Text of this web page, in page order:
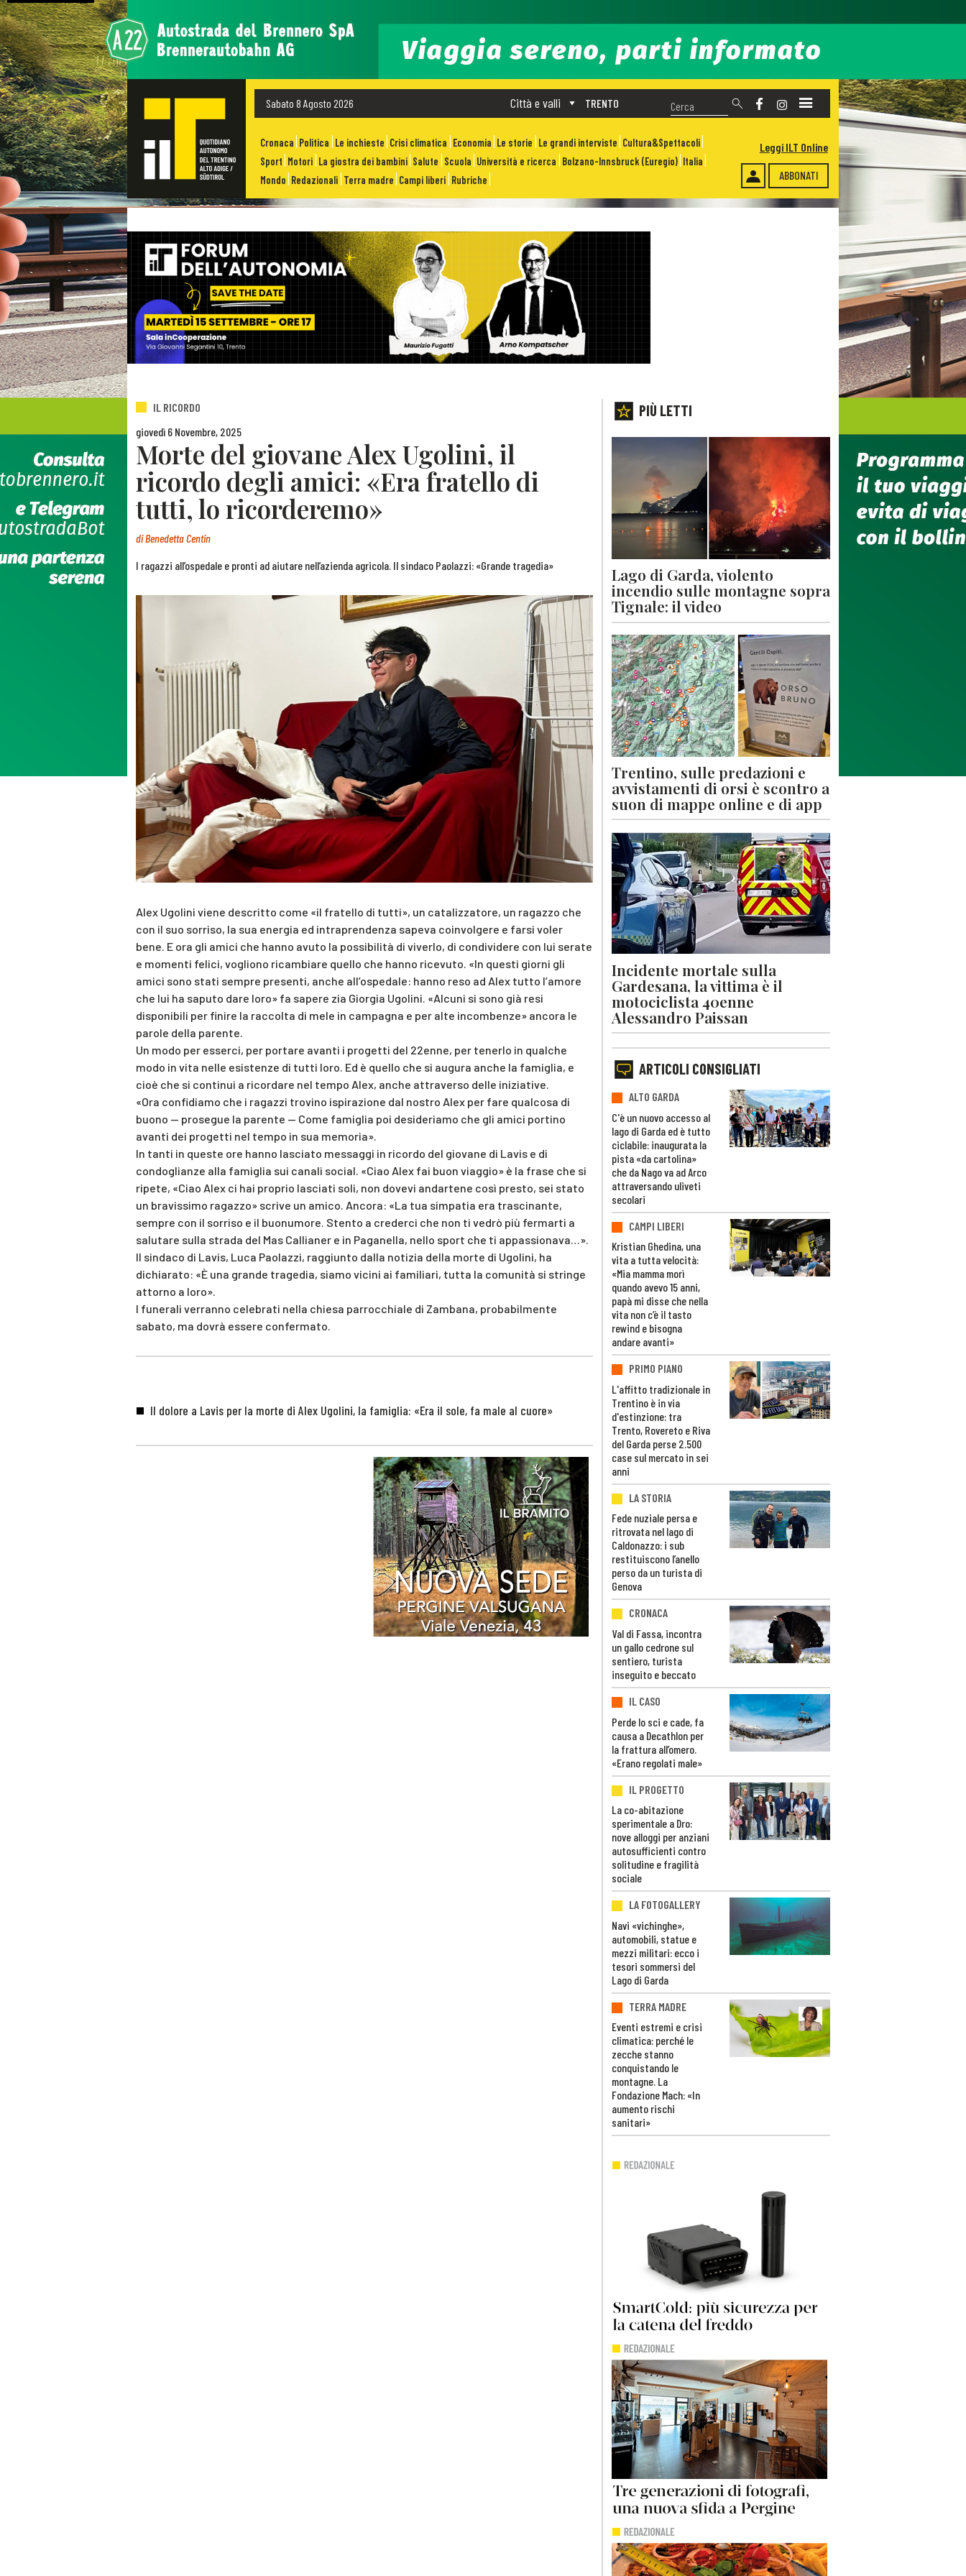
Sabato 8 Agosto 2026 TRENTO
Città e valli
Cronaca Politica Le inchieste Crisi climatica Economia Le storie Le grandi interviste Cultura&Spettacoli
Sport Motori La giostra dei bambini Salute Scuola Università e ricerca Bolzano-Innsbruck (Euregio) Italia
Mondo Redazionali Terra madre Campi liberi Rubriche ABBONATI
Leggi ILT Online
IL RICORDO
giovedì 6 Novembre, 2025
Morte del giovane Alex Ugolini, il
ricordo degli amici: «Era fratello di
tutti, lo ricorderemo»
diBenedetta Centin
I ragazzi all’ospedale e pronti ad aiutare nell’azienda agricola. Il sindaco Paolazzi: «Grande tragedia»
Alex Ugolini viene descritto come «il fratello di tutti», un catalizzatore, un ragazzo che
con il suo sorriso, la sua energia ed intraprendenza sapeva coinvolgere e farsi voler
bene. E ora gli amici che hanno avuto la possibilità di viverlo, di condividere con lui serate
e momenti felici, vogliono ricambiare quello che hanno ricevuto. «In questi giorni gli
amici sono stati sempre presenti, anche all’ospedale: hanno reso ad Alex tutto l’amore
che lui ha saputo dare loro» fa sapere zia Giorgia Ugolini. «Alcuni si sono già resi
disponibili per finire la raccolta di mele in campagna e per alte incombenze» ancora le
parole della parente.
Un modo per esserci, per portare avanti i progetti del 22enne, per tenerlo in qualche
modo in vita nelle esistenze di tutti loro. Ed è quello che si augura anche la famiglia, e
cioè che si continui a ricordare nel tempo Alex, anche attraverso delle iniziative.
«Ora confidiamo che i ragazzi trovino ispirazione dal nostro Alex per fare qualcosa di
buono — prosegue la parente — Come famiglia poi desideriamo che gli amici portino
avanti dei progetti nel tempo in sua memoria».
In tanti in queste ore hanno lasciato messaggi in ricordo del giovane di Lavis e di
condoglianze alla famiglia sui canali social. «Ciao Alex fai buon viaggio» è la frase che si
ripete, «Ciao Alex ci hai proprio lasciati soli, non dovevi andartene così presto, sei stato
un bravissimo ragazzo» scrive un amico. Ancora: «La tua simpatia era trascinante,
sempre con il sorriso e il buonumore. Stento a crederci che non ti vedrò più fermarti a
salutare sulla strada del Mas Callianer e in Paganella, nello sport che ti appassionava…».
Il sindaco di Lavis, Luca Paolazzi, raggiunto dalla notizia della morte di Ugolini, ha
dichiarato: «È una grande tragedia, siamo vicini ai familiari, tutta la comunità si stringe
attorno a loro».
I funerali verranno celebrati nella chiesa parrocchiale di Zambana, probabilmente
sabato, ma dovrà essere confermato.
Il dolore a Lavis per la morte di Alex Ugolini, la famiglia: «Era il sole, fa male al cuore»
PIÙ LETTI
Lago di Garda, violento
incendio sulle montagne sopra
Tignale: il video
Trentino, sulle predazioni e
avvistamenti di orsi è scontro a
suon di mappe online e di app
Incidente mortale sulla
Gardesana, la vittima è il
motociclista 40enne
Alessandro Paissan
ARTICOLI CONSIGLIATI
ALTO GARDA
C'è un nuovo accesso al
lago di Garda ed è tutto
ciclabile: inaugurata la
pista «da cartolina»
che da Nago va ad Arco
attraversando uliveti
secolari
CAMPI LIBERI
Kristian Ghedina, una
vita a tutta velocità:
«Mia mamma morì
quando avevo 15 anni,
papà mi disse che nella
vita non c’è il tasto
rewind e bisogna
andare avanti»
PRIMO PIANO
L'affitto tradizionale in
Trentino è in via
d'estinzione: tra
Trento, Rovereto e Riva
del Garda perse 2.500
case sul mercato in sei
anni
LA STORIA
Fede nuziale persa e
ritrovata nel lago di
Caldonazzo: i sub
restituiscono l’anello
perso da un turista di
Genova
CRONACA
Val di Fassa, incontra
un gallo cedrone sul
sentiero, turista
inseguito e beccato
IL CASO
Perde lo sci e cade, fa
causa a Decathlon per
la frattura all’omero.
«Erano regolati male»
IL PROGETTO
La co-abitazione
sperimentale a Dro:
nove alloggi per anziani
autosufficienti contro
solitudine e fragilità
sociale
LA FOTOGALLERY
Navi «vichinghe»,
automobili, statue e
mezzi militari: ecco i
tesori sommersi del
Lago di Garda
TERRA MADRE
Eventi estremi e crisi
climatica: perché le
zecche stanno
conquistando le
montagne. La
Fondazione Mach: «In
aumento rischi
sanitari»